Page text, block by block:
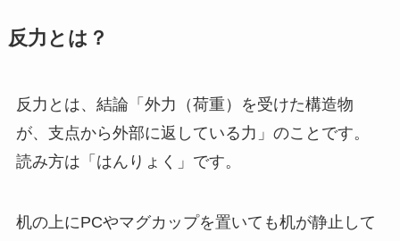
反力とは？
反力とは、結論「外力（荷重）を受けた構造物
が、支点から外部に返している力」のことです。
読み方は「はんりょく」です。
机の上にPCやマグカップを置いても机が静止して